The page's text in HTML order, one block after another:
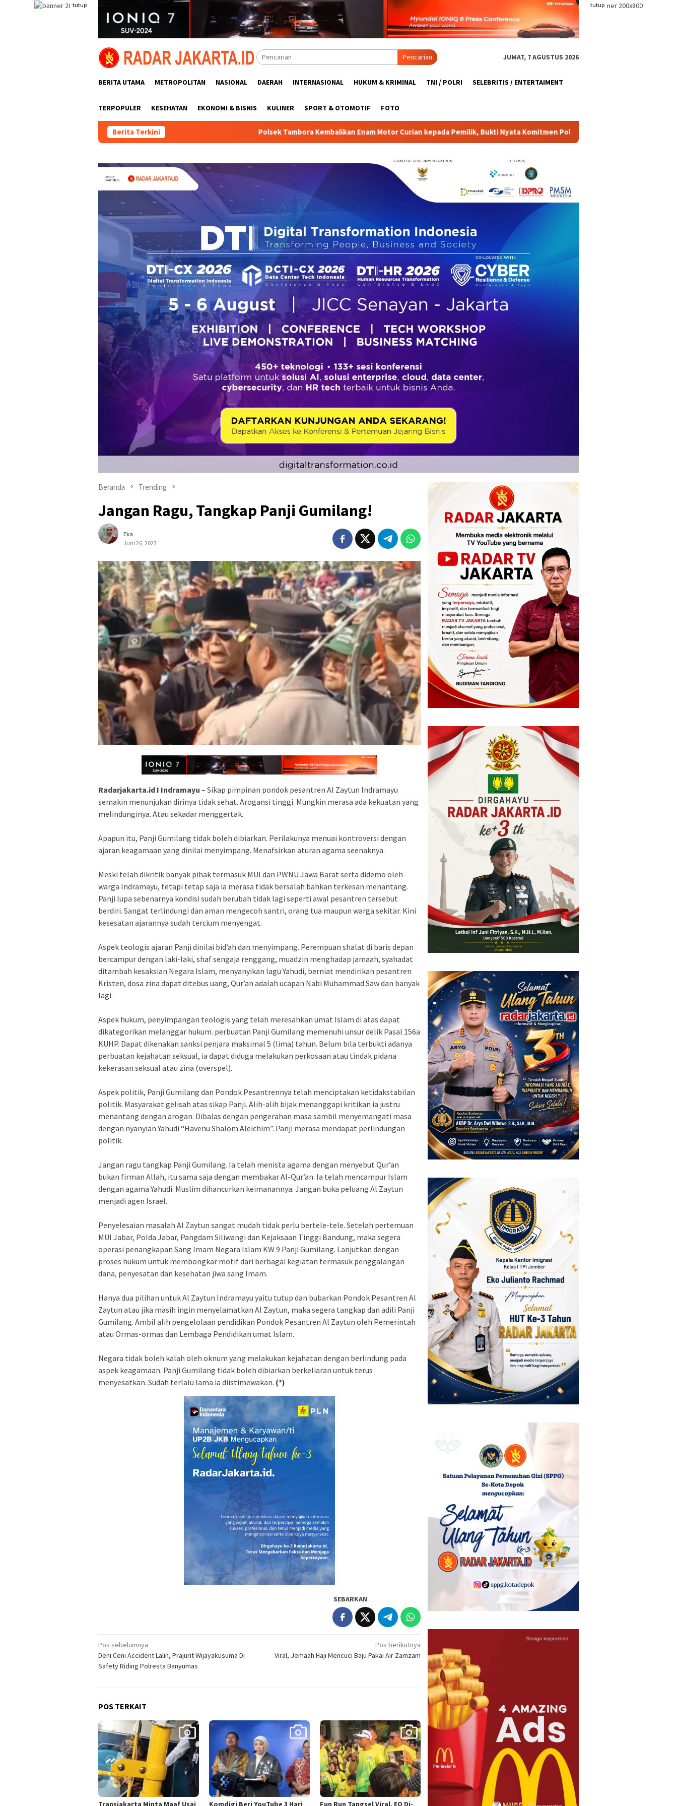
tutup tutup
Pencarian JUMAT, 7 AGUSTUS 2026
BERITA UTAMA METROPOLITAN NASIONAL DAERAH INTERNASIONAL HUKUM & KRIMINAL TNI / POLRI SELEBRITIS / ENTERTAIMENT
TERPOPULER KESEHATAN EKONOMI & BISNIS KULINER SPORT & OTOMOTIF FOTO
Berita TerkiniPolsek Tambora Kembalikan Enam Motor Curian kepada Pemilik, Bukti Nyata Komitmen Polri Presisi Layani Masyarakat
Beranda Trending
Jangan Ragu, Tangkap Panji Gumilang!
Eka
Juni 26, 2023
Radarjakarta.id I Indramayu – Sikap pimpinan pondok pesantren Al Zaytun Indramayu
semakin menunjukan dirinya tidak sehat. Arogansi tinggi. Mungkin merasa ada kekuatan yang
melindunginya. Atau sekadar menggertak.
Apapun itu, Panji Gumilang tidak boleh dibiarkan. Perilakunya menuai kontroversi dengan
ajaran keagamaan yang dinilai menyimpang. Menafsirkan aturan agama seenaknya.
Meski telah dikritik banyak pihak termasuk MUI dan PWNU Jawa Barat serta didemo oleh
warga Indramayu, tetapi tetap saja ia merasa tidak bersalah bahkan terkesan menantang.
Panji lupa sebenarnya kondisi sudah berubah tidak lagi seperti awal pesantren tersebut
berdiri. Sangat terlindungi dan aman mengecoh santri, orang tua maupun warga sekitar. Kini
kesesatan ajarannya sudah tercium menyengat.
Aspek teologis ajaran Panji dinilai bid’ah dan menyimpang. Perempuan shalat di baris depan
bercampur dengan laki-laki, shaf sengaja renggang, muadzin menghadap jamaah, syahadat
ditambah kesaksian Negara Islam, menyanyikan lagu Yahudi, berniat mendirikan pesantren
Kristen, dosa zina dapat ditebus uang, Qur’an adalah ucapan Nabi Muhammad Saw dan banyak
lagi.
Aspek hukum, penyimpangan teologis yang telah meresahkan umat Islam di atas dapat
dikategorikan melanggar hukum. perbuatan Panji Gumilang memenuhi unsur delik Pasal 156a
KUHP. Dapat dikenakan sanksi penjara maksimal 5 (lima) tahun. Belum bila terbukti adanya
perbuatan kejahatan seksual, ia dapat diduga melakukan perkosaan atau tindak pidana
kekerasan seksual atau zina (overspel).
Aspek politik, Panji Gumilang dan Pondok Pesantrennya telah menciptakan ketidakstabilan
politik. Masyarakat gelisah atas sikap Panji. Alih-alih bijak menanggapi kritikan ia justru
menantang dengan arogan. Dibalas dengan pengerahan masa sambil menyemangati masa
dengan nyanyian Yahudi “Havenu Shalom Aleichim”. Panji merasa mendapat perlindungan
politik.
Jangan ragu tangkap Panji Gumilang. Ia telah menista agama dengan menyebut Qur’an
bukan firman Allah, itu sama saja dengan membakar Al-Qur’an. Ia telah mencampur Islam
dengan agama Yahudi. Muslim dihancurkan keimanannya. Jangan buka peluang Al Zaytun
menjadi agen Israel.
Penyelesaian masalah Al Zaytun sangat mudah tidak perlu bertele-tele. Setelah pertemuan
MUI Jabar, Polda Jabar, Pangdam Siliwangi dan Kejaksaan Tinggi Bandung, maka segera
operasi penangkapan Sang Imam Negara Islam KW 9 Panji Gumilang. Lanjutkan dengan
proses hukum untuk membongkar motif dari berbagai kegiatan termasuk penggalangan
dana, penyesatan dan kesehatan jiwa sang Imam.
Hanya dua pilihan untuk Al Zaytun Indramayu yaitu tutup dan bubarkan Pondok Pesantren Al
Zaytun atau jika masih ingin menyelamatkan Al Zaytun, maka segera tangkap dan adili Panji
Gumilang. Ambil alih pengelolaan pendidikan Pondok Pesantren Al Zaytun oleh Pemerintah
atau Ormas-ormas dan Lembaga Pendidikan umat Islam.
Negara tidak boleh kalah oleh oknum yang melakukan kejahatan dengan berlindung pada
aspek keagamaan. Panji Gumilang tidak boleh dibiarkan berkeliaran untuk terus
menyesatkan. Sudah terlalu lama ia diistimewakan. (*)
SEBARKAN
Navigasi
pos
Pos sebelumnya
Deni Ceni Accident Lalin, Prajurit Wijayakusuma Di
Safety Riding Polresta Banyumas
Pos berikutnya
Viral, Jemaah Haji Mencuci Baju Pakai Air Zamzam
POS TERKAIT
Transjakarta Minta Maaf Usai Komdigi Beri YouTube 3 Hari Fun Run Tangsel Viral, EO Di-